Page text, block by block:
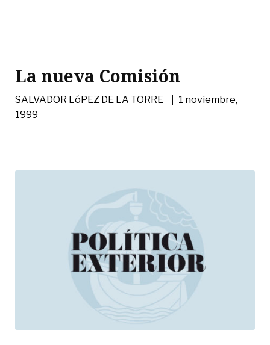
La nueva Comisión
SALVADOR LóPEZ DE LA TORRE | 1 noviembre,
1999